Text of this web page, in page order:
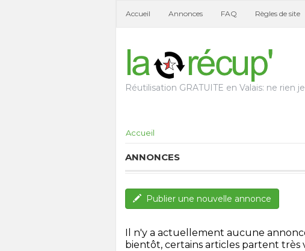
Accueil Annonces FAQ Règles de site
Réutilisation GRATUITE en Valais: ne rien
Accueil
ANNONCES
Publier une nouvelle annonce
Il n'y a actuellement aucune
bientôt, certains articles partent très